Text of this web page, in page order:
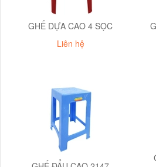
GHẾ DỰA CAO 4 SỌC
Liên hệ